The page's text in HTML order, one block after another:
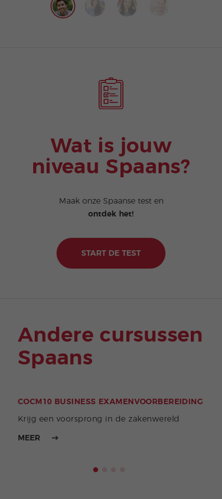
Wat is jouw
niveau Spaans?
Maak onze Spaanse test en
ontdek het!
START DE TEST
Andere cursussen
Spaans
COCM10 BUSINESS EXAMENVOORBEREIDING
Krijg een voorsprong in de zakenwereld
MEER